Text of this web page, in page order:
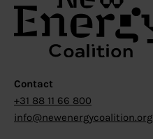
Contact
+31 88 11 66 800
info@newenergycoalition.org